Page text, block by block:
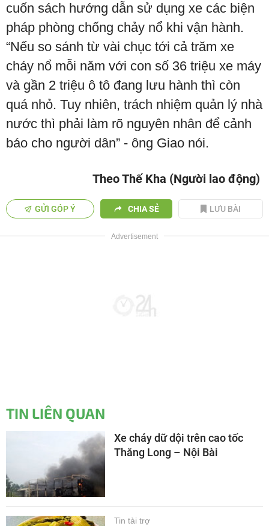
cuốn sách hướng dẫn sử dụng xe các biện
pháp phòng chống chảy nổ khi vận hành.
“Nếu so sánh từ vài chục tới cả trăm xe
cháy nổ mỗi năm với con số 36 triệu xe máy
và gần 2 triệu ô tô đang lưu hành thì còn
quá nhỏ. Tuy nhiên, trách nhiệm quản lý nhà
nước thì phải làm rõ nguyên nhân để cảnh
báo cho người dân” - ông Giao nói.
Theo Thế Kha (Người lao động)
GỬI GÓP Ý CHIA SẺ LƯU BÀI
TIN LIÊN QUAN
Xe cháy dữ dội trên cao tốc
Thăng Long – Nội Bài
Tin tài trợ